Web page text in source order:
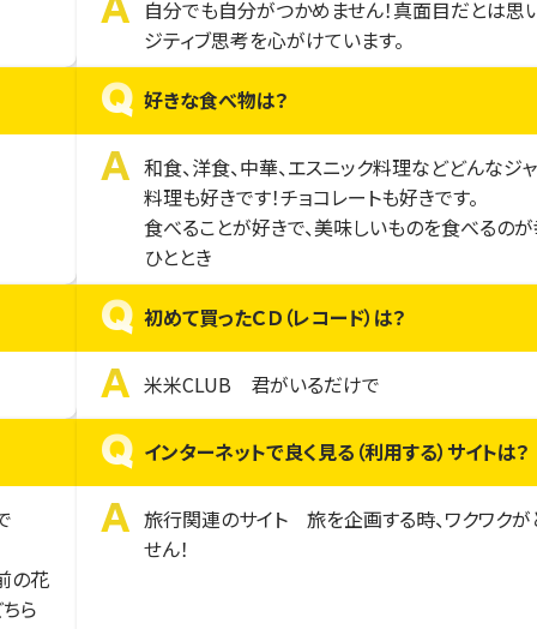
自分でも自分がつかめません！真面目だとは思
ジティブ思考を心がけています。
Q 好きな食べ物は？
A 和食、洋食、中華、エスニック料理などどんなジ
料理も好きです！チョコレートも好きです。
食べることが好きで、美味しいものを食べるの
ひととき
Q 初めて買ったＣＤ（レコード）は？
A 米米CLUB 君がいるだけで
の花
ら
Q インターネットで良く見る（利用する）サイトは？
A 旅行関連のサイト 旅を企画する時、ワクワクが
せん！